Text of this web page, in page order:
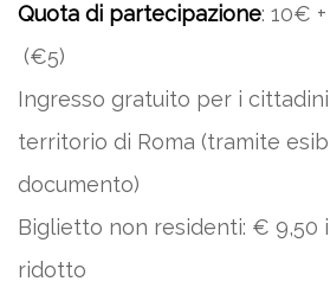
Quota di partecipazione: 10€
(€5)
Ingresso gratuito per i
territorio di Roma (tramite
documento)
Biglietto non residenti: € 9,50
ridotto